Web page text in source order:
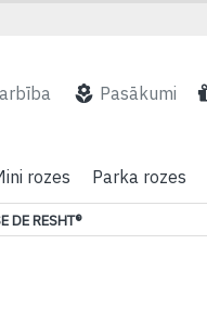
Pasākumi
rozes Parka rozes
DE RESHT®